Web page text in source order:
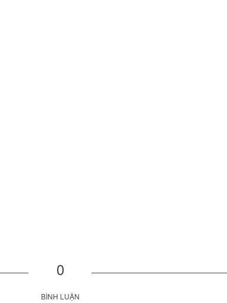
0
BÌNH LUẬN